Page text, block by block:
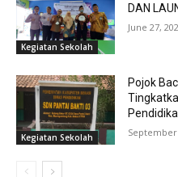
Kegiatan Sekolah
DAN
June 27,
Kegiatan Sekolah
Pojok
September